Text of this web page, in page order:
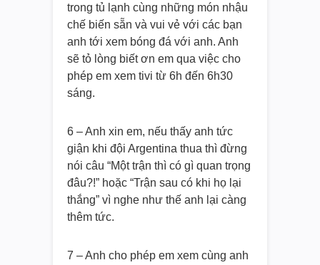
trong tủ lạnh cùng những món nhậu
chế biến sẵn và vui vẻ với các bạn
anh tới xem bóng đá với anh. Anh
sẽ tỏ lòng biết ơn em qua việc cho
phép em xem tivi từ 6h đến 6h30
sáng.
6 – Anh xin em, nếu thấy anh tức
giận khi đội Argentina thua thì đừng
nói câu “Một trận thì có gì quan trọng
đâu?!” hoặc “Trận sau có khi họ lại
thắng” vì nghe như thế anh lại càng
thêm tức.
7 – Anh cho phép em xem cùng anh